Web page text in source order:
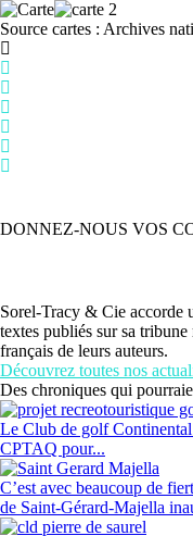
Source cartes : Archives
DONNEZ-NOUS VOS
Sorel-Tracy & Cie accorde
textes publiés sur sa tribune
français de leurs auteurs.
Découvrez toutes nos
Des chroniques qui
Le Club de golf Continental
CPTAQ pour...
C’est avec beaucoup de
de Saint-Gérard-Majella